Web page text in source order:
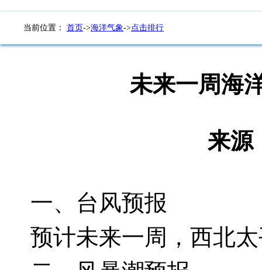
当前位置： 首页->海洋气象->点击排行
未来一周海
来
一、台风预报
预计未来一周，西北